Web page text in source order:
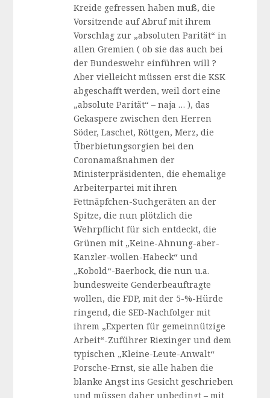
Kreide gefressen haben muß, die
Vorsitzende auf Abruf mit ihrem
Vorschlag zur „absoluten Parität“ in
allen Gremien ( ob sie das auch bei
der Bundeswehr einführen will ?
Aber vielleicht müssen erst die KSK
abgeschafft werden, weil dort eine
„absolute Parität“ – naja … ), das
Gekaspere zwischen den Herren
Söder, Laschet, Röttgen, Merz, die
Überbietungsorgien bei den
Coronamaßnahmen der
Ministerpräsidenten, die ehemalige
Arbeiterpartei mit ihren
Fettnäpfchen-Suchgeräten an der
Spitze, die nun plötzlich die
Wehrpflicht für sich entdeckt, die
Grünen mit „Keine-Ahnung-aber-
Kanzler-wollen-Habeck“ und
„Kobold“-Baerbock, die nun u.a.
bundesweite Genderbeauftragte
wollen, die FDP, mit der 5-%-Hürde
ringend, die SED-Nachfolger mit
ihrem „Experten für gemeinnützige
Arbeit“-Zuführer Riexinger und dem
typischen „Kleine-Leute-Anwalt“
Porsche-Ernst, sie alle haben die
blanke Angst ins Gesicht geschrieben
und müssen daher unbedingt – mit